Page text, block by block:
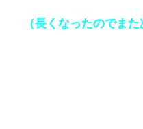
（長くなったのでまた